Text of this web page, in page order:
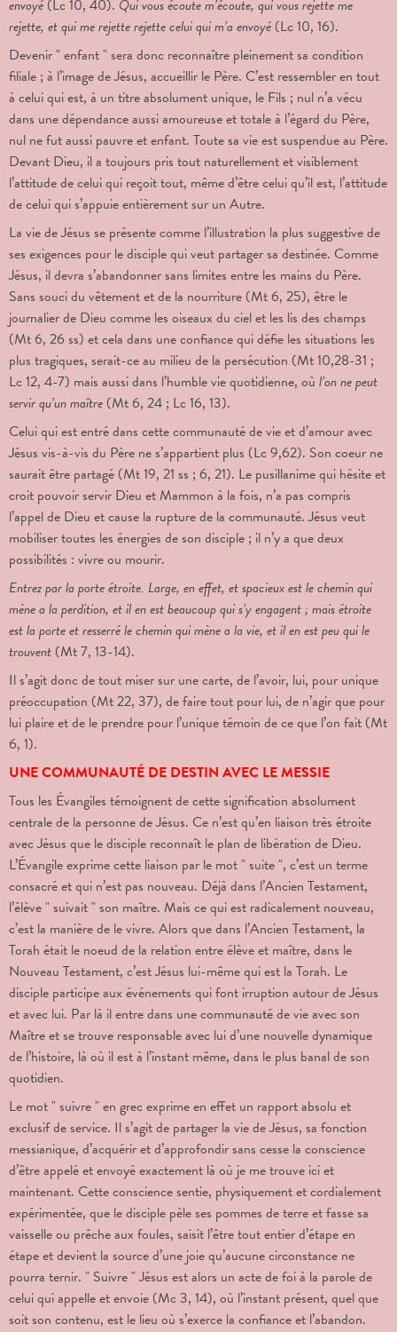
envoyé (Lc 10, 40). Qui vous écoute m’écoute, qui vous rejette me
rejette, et qui me rejette rejette celui qui m’a envoyé (Lc 10, 16).
Devenir " enfant " sera donc reconnaître pleinement sa condition
filiale ; à l’image de Jésus, accueillir le Père. C’est ressembler en tout
à celui qui est, à un titre absolument unique, le Fils ; nul n’a vécu
dans une dépendance aussi amoureuse et totale à l’égard du Père,
nul ne fut aussi pauvre et enfant. Toute sa vie est suspendue au Père.
Devant Dieu, il a toujours pris tout naturellement et visiblement
l’attitude de celui qui reçoit tout, même d’être celui qu’il est, l’attitude
de celui qui s’appuie entièrement sur un Autre.
La vie de Jésus se présente comme l’illustration la plus suggestive de
ses exigences pour le disciple qui veut partager sa destinée. Comme
Jésus, il devra s’abandonner sans limites entre les mains du Père.
Sans souci du vêtement et de la nourriture (Mt 6, 25), être le
journalier de Dieu comme les oiseaux du ciel et les lis des champs
(Mt 6, 26 ss) et cela dans une confiance qui défie les situations les
plus tragiques, serait-ce au milieu de la persécution (Mt 10,28-31 ;
Lc 12, 4-7) mais aussi dans l’humble vie quotidienne, où l’on ne peut
servir qu’un maître (Mt 6, 24 ; Lc 16, 13).
Celui qui est entré dans cette communauté de vie et d’amour avec
Jésus vis-à-vis du Père ne s’appartient plus (Lc 9,62). Son coeur ne
saurait être partagé (Mt 19, 21 ss ; 6, 21). Le pusillanime qui hésite et
croit pouvoir servir Dieu et Mammon à la fois, n’a pas compris
l’appel de Dieu et cause la rupture de la communauté. Jésus veut
mobiliser toutes les énergies de son disciple ; il n’y a que deux
possibilités : vivre ou mourir.
Entrez par la porte étroite. Large, en effet, et spacieux est le chemin qui
mène a la perdition, et il en est beaucoup qui s’y engagent ; mais étroite
est la porte et resserré le chemin qui mène a la vie, et il en est peu qui le
trouvent (Mt 7, 13-14).
Il s’agit donc de tout miser sur une carte, de l’avoir, lui, pour unique
préoccupation (Mt 22, 37), de faire tout pour lui, de n’agir que pour
lui plaire et de le prendre pour l’unique témoin de ce que l’on fait (Mt
6, 1).
UNE COMMUNAUTÉ DE DESTIN AVEC LE MESSIE
Tous les Évangiles témoignent de cette signification absolument
centrale de la personne de Jésus. Ce n’est qu’en liaison très étroite
avec Jésus que le disciple reconnaît le plan de libération de Dieu.
L’Évangile exprime cette liaison par le mot " suite ", c’est un terme
consacré et qui n’est pas nouveau. Déjà dans l’Ancien Testament,
l’élève " suivait " son maître. Mais ce qui est radicalement nouveau,
c’est la manière de le vivre. Alors que dans l’Ancien Testament, la
Torah était le noeud de la relation entre élève et maître, dans le
Nouveau Testament, c’est Jésus lui-même qui est la Torah. Le
disciple participe aux événements qui font irruption autour de Jésus
et avec lui. Par là il entre dans une communauté de vie avec son
Maître et se trouve responsable avec lui d’une nouvelle dynamique
de l’histoire, là où il est à l’instant même, dans le plus banal de son
quotidien.
Le mot " suivre " en grec exprime en effet un rapport absolu et
exclusif de service. Il s’agit de partager la vie de Jésus, sa fonction
messianique, d’acquérir et d’approfondir sans cesse la conscience
d’être appelé et envoyé exactement là où je me trouve ici et
maintenant. Cette conscience sentie, physiquement et cordialement
expérimentée, que le disciple pèle ses pommes de terre et fasse sa
vaisselle ou prêche aux foules, saisit l’être tout entier d’étape en
étape et devient la source d’une joie qu’aucune circonstance ne
pourra ternir. " Suivre " Jésus est alors un acte de foi à la parole de
celui qui appelle et envoie (Mc 3, 14), où l’instant présent, quel que
soit son contenu, est le lieu où s’exerce la confiance et l’abandon.